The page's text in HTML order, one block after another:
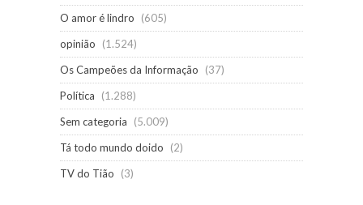
O amor é lindro
(605)
opinião
(1.524)
Os Campeões da Informação
(37)
Política
(1.288)
Sem categoria
(5.009)
Tá todo mundo doido
(2)
TV do Tião
(3)